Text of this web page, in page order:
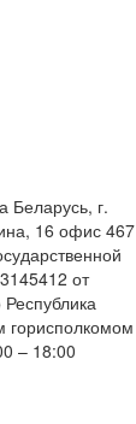
Беларусь, г.
16 офис 467
от
горисполкомом
– 18:00